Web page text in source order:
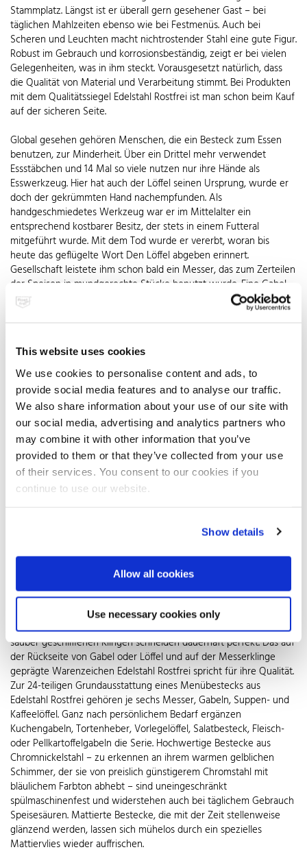
This website uses cookies
We use cookies to personalise content and ads, to
provide social media features and to analyse our traffic.
We also share information about your use of our site with
our social media, advertising and analytics partners who
may combine it with other information that you’ve
provided to them or that they’ve collected from your use
of their services. You consent to our cookies if you
continue to use our website.
Show details
Allow all cookies
Use necessary cookies only
Stammplatz. Längst ist er überall gern gesehener Gast – bei
täglichen Mahlzeiten ebenso wie bei Festmenüs. Auch bei
Scheren und Leuchten macht nichtrostender Stahl eine gute Figur.
Robust im Gebrauch und korrosionsbeständig, zeigt er bei vielen
Gelegenheiten, was in ihm steckt. Vorausgesetzt natürlich, dass
die Qualität von Material und Verarbeitung stimmt. Bei Produkten
mit dem Qualitätssiegel Edelstahl Rostfrei ist man schon beim Kauf
auf der sicheren Seite.
Global gesehen gehören Menschen, die ein Besteck zum Essen
benutzen, zur Minderheit. Über ein Drittel mehr verwendet
Essstäbchen und 14 Mal so viele nutzen nur ihre Hände als
Esswerkzeug. Hier hat auch der Löffel seinen Ursprung, wurde er
doch der gekrümmten Hand nachempfunden. Als
handgeschmiedetes Werkzeug war er im Mittelalter ein
entsprechend kostbarer Besitz, der stets in einem Futteral
mitgeführt wurde. Mit dem Tod wurde er vererbt, woran bis
heute das geflügelte Wort Den Löffel abgeben erinnert.
Gesellschaft leistete ihm schon bald ein Messer, das zum Zerteilen
der Speisen in mundgerechte Stücke benutzt wurde. Eine Gabel
hingegen galt lange Zeit als unmännlich oder sogar als
Verhöhnung Gottes, da er den Menschen Finger gegeben hatte.
zweihundert Jahre dauern, bis die Industrialisierung eine
preisgünstige Massenfertigung ermöglichte, die auch dem
einfachen Volk den Gebrauch von Messer und Gabel ermöglichte.
Pflegeleichte, absolut geschmacksneutrale Bestecke aus Edelstahl
Rostfrei mit Qualitätssiegel vollendeten den Siegeszug der
Esswerkzeuge auf die gedeckten Tische.
Gut in Form
Finger- und Fastfood zum Trotz achten immer mehr Menschen
Werkstoffe und universeller Einsatzfähigkeit lässt Bestecke aus
Anlass und für Speisen aller Art. Die schier grenzenlose Auswahl
an Design und Funktion macht ihren Kauf jedoch nicht gerade
einfach. Neben dem persönlichen Geschmack sollten Form und
Ergonomie entscheidend sein. Die Einzelteile müssen gut in der
Hand liegen und durch weiche Kanten an Gabel- und Löffelrand
die Berührung mit dem Mund angenehm machen. Nur Messer mit
sauber geschliffenen Klingen schneiden dauerhaft perfekt. Das auf
der Rückseite von Gabel oder Löffel und auf der Messerklinge
geprägte Warenzeichen Edelstahl Rostfrei spricht für ihre Qualität.
Zur 24-teiligen Grundausstattung eines Menübestecks aus
Edelstahl Rostfrei gehören je sechs Messer, Gabeln, Suppen- und
Kaffeelöffel. Ganz nach persönlichem Bedarf ergänzen
Kuchengabeln, Tortenheber, Vorlegelöffel, Salatbesteck, Fleisch-
oder Pellkartoffelgabeln die Serie. Hochwertige Bestecke aus
Chromnickelstahl – zu erkennen an ihrem warmen gelblichen
Schimmer, der sie von preislich günstigerem Chromstahl mit
bläulichem Farbton abhebt – sind uneingeschränkt
spülmaschinenfest und widerstehen auch bei täglichem Gebrauch
Speisesäuren. Mattierte Bestecke, die mit der Zeit stellenweise
glänzend werden, lassen sich mühelos durch ein spezielles
Mattiervlies wieder auffrischen.